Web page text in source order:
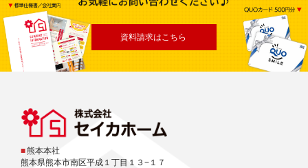
資料請求はこちら
■熊本本社
熊本県熊本市南区平成１丁目１３−１７